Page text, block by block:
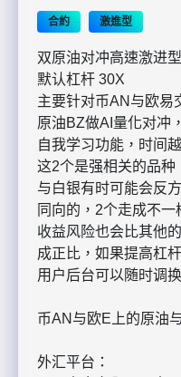
合約 激進型
双原油对冲高速激进
默认杠杆 30X
主要针对币AN与欧易
原油BZ做AI量化对冲
自我学习功能，时间
这2个是强相关的品
与白银有时可能会反
同向的，2个走成不一
收益风险也会比其他
成正比，如果提高杠
用户后台可以随时调
币AN与欧E上的原油
外汇平台：